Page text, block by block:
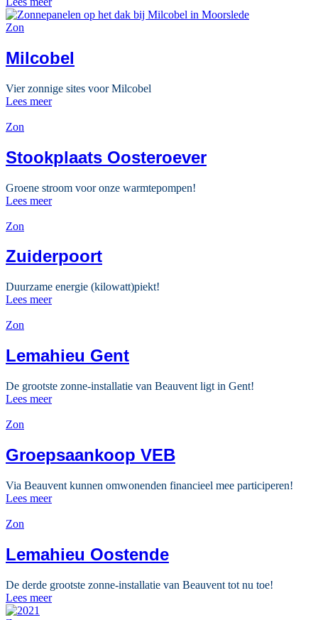
Zon
Milcobel
Vier zonnige sites voor Milcobel
Lees meer
Zon
Stookplaats Oosteroever
Groene stroom voor onze warmtepompen!
Lees meer
Zon
Zuiderpoort
Duurzame energie (kilowatt)piekt!
Lees meer
Zon
Lemahieu Gent
De grootste zonne-installatie van Beauvent ligt in Gent!
Lees meer
Zon
Groepsaankoop VEB
Via Beauvent kunnen omwonenden financieel mee participeren!
Lees meer
Zon
Lemahieu Oostende
De derde grootste zonne-installatie van Beauvent tot nu toe!
Lees meer